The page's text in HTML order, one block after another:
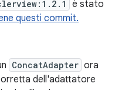
è stato
questi commit.
ConcatAdapter ora
dell'adattatore